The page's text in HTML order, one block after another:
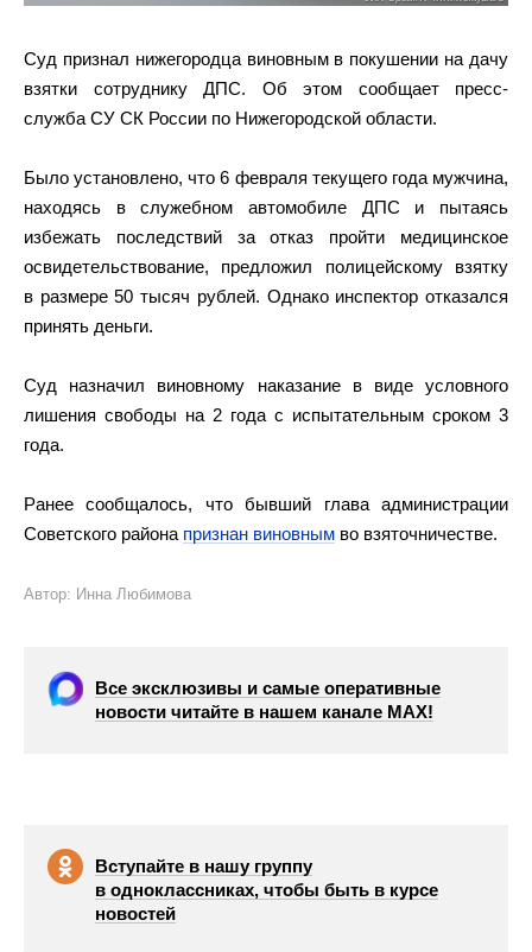
Суд признал нижегородца виновным в покушении на дачу
взятки сотруднику ДПС. Об этом сообщает пресс-
служба СУ СК России по Нижегородской области.
Было установлено, что 6 февраля текущего года мужчина,
находясь в служебном автомобиле ДПС и пытаясь
избежать последствий за отказ пройти медицинское
освидетельствование, предложил полицейскому взятку
в размере 50 тысяч рублей. Однако инспектор отказался
принять деньги.
Суд назначил виновному наказание в виде условного
лишения свободы на 2 года с испытательным сроком 3
года.
Ранее сообщалось, что бывший глава администрации
Советского района признан виновным во взяточничестве.
Автор: Инна Любимова
Все эксклюзивы и самые оперативные
новости читайте в нашем канале МАХ!
Вступайте в нашу группу
в одноклассниках, чтобы быть в курсе
новостей